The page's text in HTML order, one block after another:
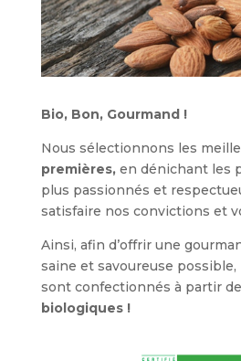
Bio, Bon, Gourmand !
Nous sélectionnons les
premières,en dénichant les
plus passionnés et
satisfaire nos convictions et
Ainsi, afin d’offrir une
saine et savoureuse
sont confectionnés à partir
biologiques !